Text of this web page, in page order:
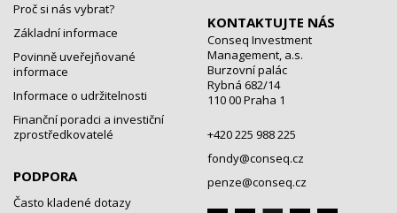
Proč si nás vybrat?
Základní informace
Povinně uveřejňované
informace
Informace o udržitelnosti
Finanční poradci a investiční
zprostředkovatelé
PODPORA
Často kladené dotazy
KONTAKTUJTE NÁS
Conseq Investment
Management, a.s.
Burzovní palác
Rybná 682/14
110 00 Praha 1
+420 225 988 225
fondy@conseq.cz
penze@conseq.cz